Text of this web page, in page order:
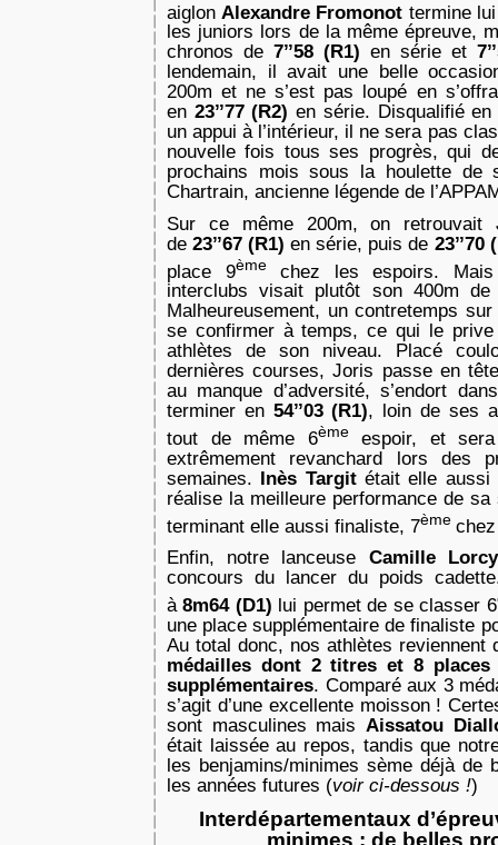
aiglon Alexandre Fromonot termine
les juniors lors de la même épreuve,
chronos de 7’’58 (R1) en série et
lendemain, il avait une belle
200m et ne s’est pas loupé en
en 23’’77 (R2)en série. Disqualifié
un appui à l’intérieur, il ne sera pas
nouvelle fois tous ses progrès, qui
prochains mois sous la houlette de
Chartrain, ancienne légende de
Sur ce même 200m, on retrouvait
de23’’67 (R1)en série, puis de 23’’70
place 9ème chez les espoirs.
interclubs visait plutôt son 400m
Malheureusement, un contretemps
se confirmer à temps, ce qui le prive
athlètes de son niveau. Placé
dernières courses, Joris passe en
au manque d’adversité, s’endort
terminer en 54’’03 (R1), loin de ses
tout de même 6ème espoir, et
extrêmement revanchard lors des
semaines. Inès Targit était elle aussi
réalise la meilleure performance de
terminant elle aussi finaliste, 7ème
Enfin, notre lanceuse Camille
concours du lancer du poids
à8m64 (D1) lui permet de se classer 6
une place supplémentaire de finaliste
Au total donc, nos athlètes
médailles dont 2 titres et 8
supplémentaires. Comparé aux 3
s’agit d’une excellente moisson !
sont masculines maisAissatou
était laissée au repos, tandis que
les benjamins/minimes sème déjà de
les années futures (voir ci-dessous !)
Interdépartementaux
minimes : de belles